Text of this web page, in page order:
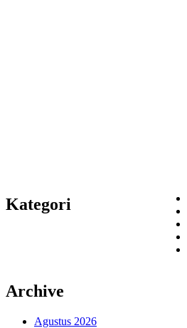
Kategori
Archive
Agustus 2026